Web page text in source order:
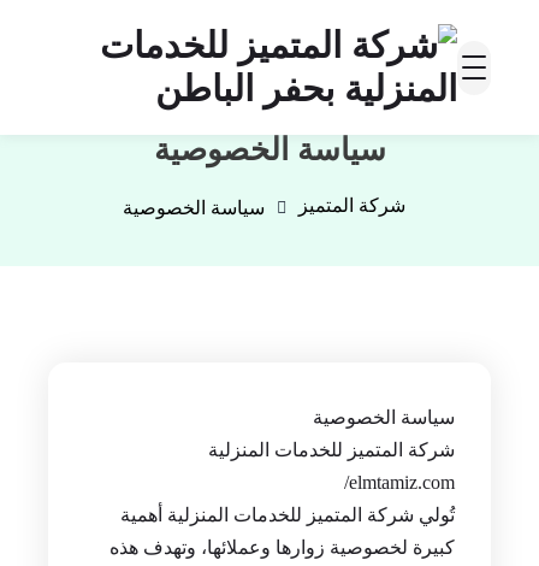
سياسة الخصوصية
شركة المتميز سياسة الخصوصية
سياسة الخصوصية
شركة المتميز للخدمات المنزلية
elmtamiz.com/
تُولي شركة المتميز للخدمات المنزلية أهمية
كبيرة لخصوصية زوارها وعملائها، وتهدف هذه